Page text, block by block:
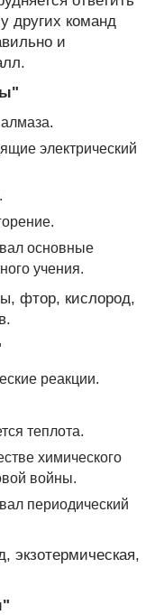
других команд
и
электрический
основные
учения.
фтор, кислород,
реакции.
теплота.
химического
войны.
периодический
экзотермическая,